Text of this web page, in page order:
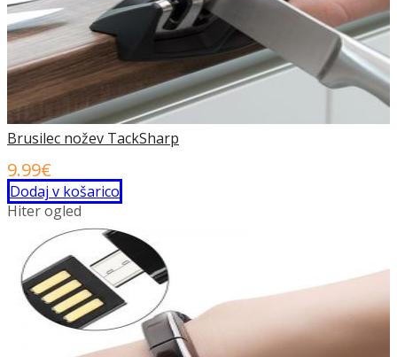
Brusilec nožev TackSharp
9.99€
Dodaj v košarico
Hiter ogled